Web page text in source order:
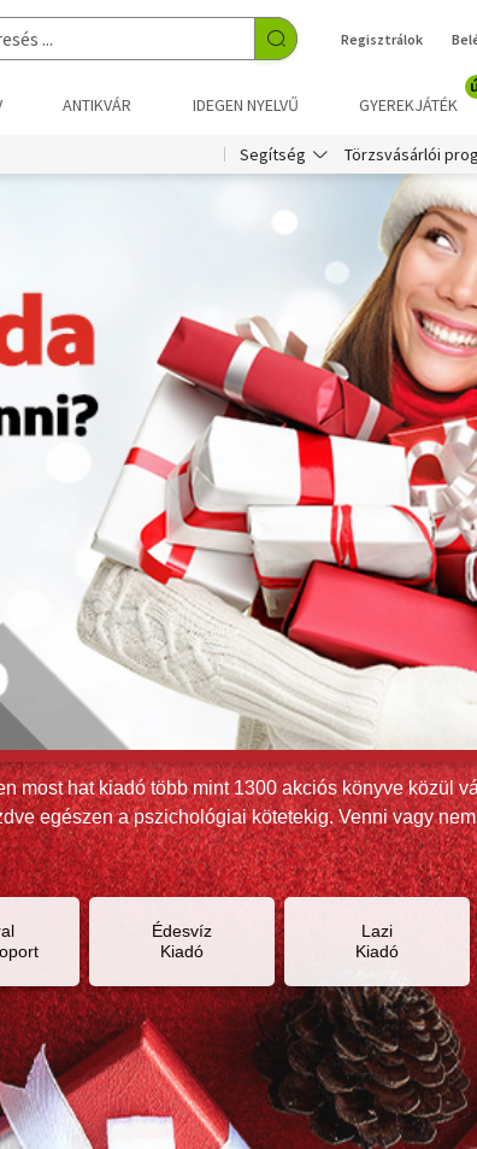
Regisztrálok
ANTIKVÁR IDEGEN NYELVŰ GYEREKJÁTÉK
Segítség Törzsvásárlói
most hat kiadó több mint 1300 akciós könyve közül
egészen a pszichológiai kötetekig. Venni vagy
Édesvíz
Kiadó
Lazi
Kiadó